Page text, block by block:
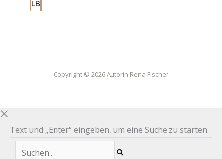
LB
Copyright © 2026 Autorin Rena Fischer
Text und „Enter“ eingeben, um eine Suche zu starten.